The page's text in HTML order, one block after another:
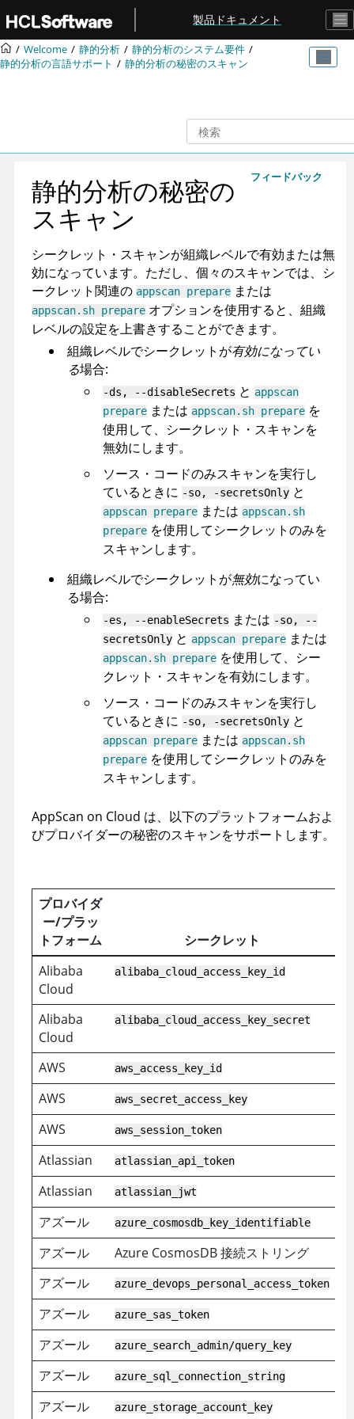
メインコンテンツにジャンプ
製品ドキュメント
Welcome 静的分析
静的分析のシステム要件
静的分析の言語サポート
静的分析の秘密のスキャン
フィードバック
静的分析の秘密の
スキャン
シークレット・スキャンが組織レベルで有効または無
効になっています。ただし、個々のスキャンでは、シ
ークレット関連の appscan prepare または
appscan.sh prepare オプションを使用すると、組織
レベルの設定を上書きすることができます。
組織レベルでシークレットが有効になってい
る場合:
-ds, --disableSecrets と appscan
prepare または appscan.sh prepare を
使用して、シークレット・スキャンを
無効にします。
ソース・コードのみスキャンを実行し
ているときに -so, -secretsOnly と
appscan prepare または appscan.sh
prepare を使用してシークレットのみを
スキャンします。
組織レベルでシークレットが無効になってい
る場合:
-es, --enableSecrets または -so, --
secretsOnly と appscan prepare または
appscan.sh prepare を使用して、シー
クレット・スキャンを有効にします。
ソース・コードのみスキャンを実行し
ているときに -so, -secretsOnly と
appscan prepare または appscan.sh
prepare を使用してシークレットのみを
スキャンします。
AppScan on Cloud は、以下のプラットフォームおよ
びプロバイダーの秘密のスキャンをサポートします。
プロバイダ
ー/プラッ
トフォーム
シークレット
Alibaba
Cloud
alibaba_cloud_access_key_id
Alibaba
Cloud
alibaba_cloud_access_key_secret
AWS aws_access_key_id
AWS aws_secret_access_key
AWS aws_session_token
Atlassian atlassian_api_token
Atlassian atlassian_jwt
アズール azure_cosmosdb_key_identifiable
アズール
Azure CosmosDB 接続ストリング
アズール
azure_devops_personal_access_token
アズール azure_sas_token
アズール azure_search_admin/query_key
アズール azure_sql_connection_string
アズール azure_storage_account_key